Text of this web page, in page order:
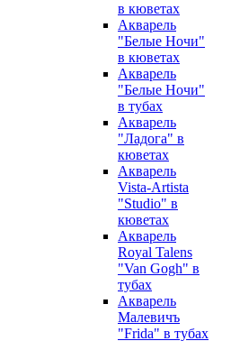
в кюветах
Акварель
"Белые Ночи"
в кюветах
Акварель
"Белые Ночи"
в тубах
Акварель
"Ладога" в
кюветах
Акварель
Vista-Artista
"Studio" в
кюветах
Акварель
Royal Talens
"Van Gogh" в
тубах
Акварель
Малевичъ
"Frida" в тубах